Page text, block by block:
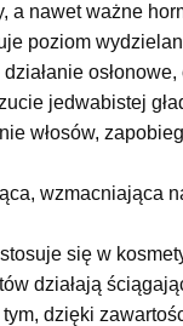
a nawet ważne
poziom
osłonowe,
jedwabistej
włosów,
wzmacniająca
się w
działają
dzięki